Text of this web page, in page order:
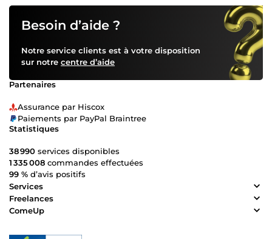
Besoin d’aide ?
Notre service clients est à votre disposition
sur notre centre d’aide
Partenaires
Assurance par Hiscox
Paiements par PayPal Braintree
Statistiques
38 990 services disponibles
1 335 008 commandes effectuées
99 % d’avis positifs
Services
Freelances
ComeUp